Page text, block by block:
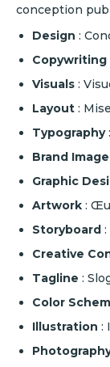
conception
Design :
Copywriting
Visuals :
Layout :
Typography
Brand Image
Graphic
Artwork :
Storyboard
Creative
Tagline :
Color
Illustration :